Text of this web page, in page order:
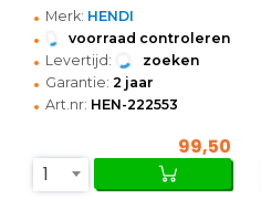
• Merk: HENDI
• voorraad controleren
• Levertijd: zoeken
• Garantie: 2 jaar
• Art.nr: HEN-222553
99,50
1